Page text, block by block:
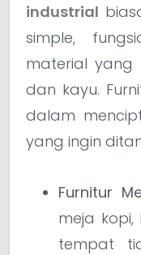
industrial
simple,
material yang
dan kayu.
dalam
yang ingin
Furnitur
meja kopi,
tempat